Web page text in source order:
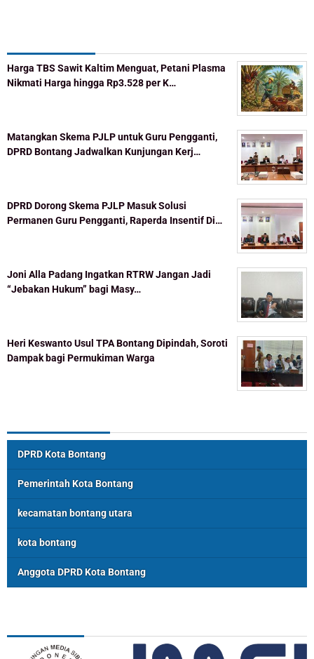
Harga TBS Sawit Kaltim Menguat, Petani Plasma
Nikmati Harga hingga Rp3.528 per K…
Matangkan Skema PJLP untuk Guru Pengganti,
DPRD Bontang Jadwalkan Kunjungan Kerj…
DPRD Dorong Skema PJLP Masuk Solusi
Permanen Guru Pengganti, Raperda Insentif Di…
Joni Alla Padang Ingatkan RTRW Jangan Jadi
“Jebakan Hukum” bagi Masy…
Heri Keswanto Usul TPA Bontang Dipindah, Soroti
Dampak bagi Permukiman Warga
DPRD Kota Bontang
Pemerintah Kota Bontang
kecamatan bontang utara
kota bontang
Anggota DPRD Kota Bontang